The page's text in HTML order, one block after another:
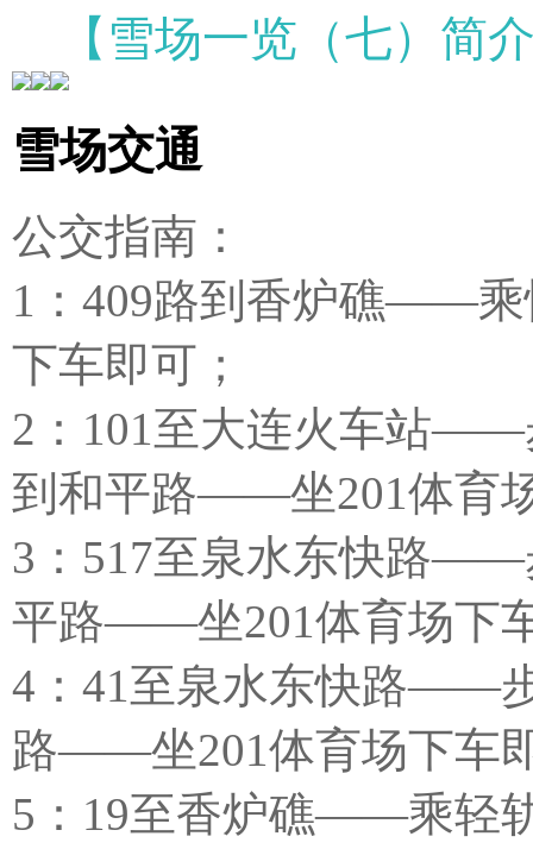
【雪场一览（七）简
雪场交通
公交指南：
1：409路到香炉礁——
下车即可；
2：101至大连火车站
到和平路——坐201体育
3：517至泉水东快路
平路——坐201体育场下
4：41至泉水东快路——
路——坐201体育场下车
5：19至香炉礁——乘轻